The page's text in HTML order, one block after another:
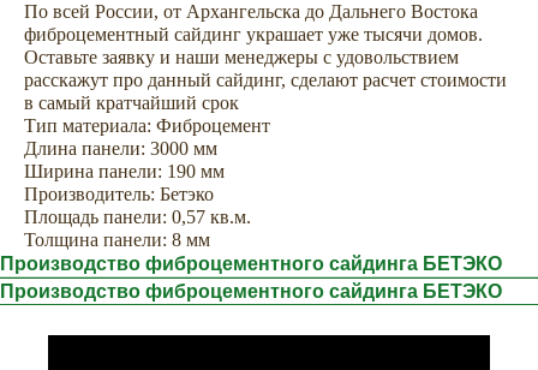
По всей России, от Архангельска до Дальнего Востока
фиброцементный сайдинг украшает уже тысячи домов.
Оставьте заявку и наши менеджеры с удовольствием
расскажут про данный сайдинг, сделают расчет стоимости
в самый кратчайший срок
Тип материала: Фиброцемент
Длина панели: 3000 мм
Ширина панели: 190 мм
Производитель: Бетэко
Площадь панели: 0,57 кв.м.
Толщина панели: 8 мм
Производство фиброцементного сайдинга БЕТЭКО
Производство фиброцементного сайдинга БЕТЭКО
Сопутствующие товары —
комплектуем сайдинг всем
необходимым для облицовки
дома